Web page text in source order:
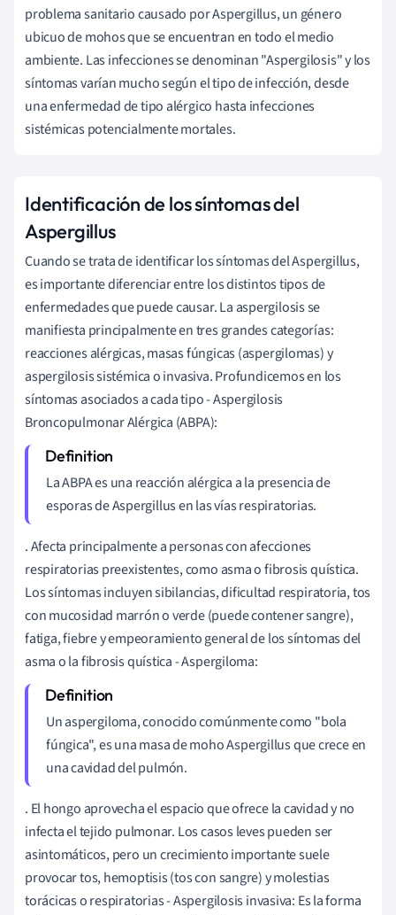
problema sanitario causado por Aspergillus, un género
ubicuo de mohos que se encuentran en todo el medio
ambiente. Las infecciones se denominan "Aspergilosis" y los
síntomas varían mucho según el tipo de infección, desde
una enfermedad de tipo alérgico hasta infecciones
sistémicas potencialmente mortales.
Identificación de los síntomas del
Aspergillus
Cuando se trata de identificar los síntomas del Aspergillus,
es importante diferenciar entre los distintos tipos de
enfermedades que puede causar. La aspergilosis se
manifiesta principalmente en tres grandes categorías:
reacciones alérgicas, masas fúngicas (aspergilomas) y
aspergilosis sistémica o invasiva. Profundicemos en los
síntomas asociados a cada tipo - Aspergilosis
Broncopulmonar Alérgica (ABPA):
La ABPA es una reacción alérgica a la presencia de
esporas de Aspergillus en las vías respiratorias.
. Afecta principalmente a personas con afecciones
respiratorias preexistentes, como asma o fibrosis quística.
Los síntomas incluyen sibilancias, dificultad respiratoria, tos
con mucosidad marrón o verde (puede contener sangre),
fatiga, fiebre y empeoramiento general de los síntomas del
asma o la fibrosis quística - Aspergiloma:
Un aspergiloma, conocido comúnmente como "bola
fúngica", es una masa de moho Aspergillus que crece en
una cavidad del pulmón.
. El hongo aprovecha el espacio que ofrece la cavidad y no
infecta el tejido pulmonar. Los casos leves pueden ser
asintomáticos, pero un crecimiento importante suele
provocar tos, hemoptisis (tos con sangre) y molestias
torácicas o respiratorias - Aspergilosis invasiva: Es la forma